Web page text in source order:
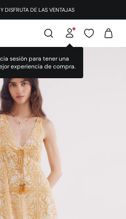
Y DISFRUTA DE LAS VENTAJAS